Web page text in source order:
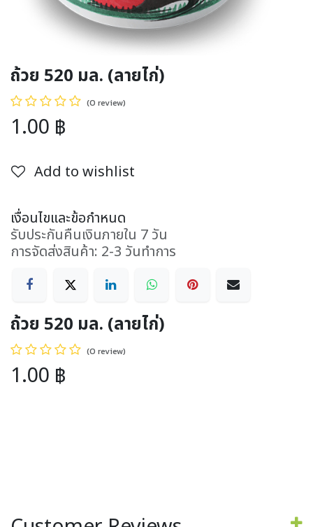
ถ้วย 520 มล. (ลายไก่)
(0 review)
1.00 ฿
Add to wishlist
เงื่อนไขและข้อกำหนด
รับประกันคืนเงินภายใน 7 วัน
การจัดส่งสินค้า: 2-3 วันทำการ
ถ้วย 520 มล. (ลายไก่)
(0 review)
1.00 ฿